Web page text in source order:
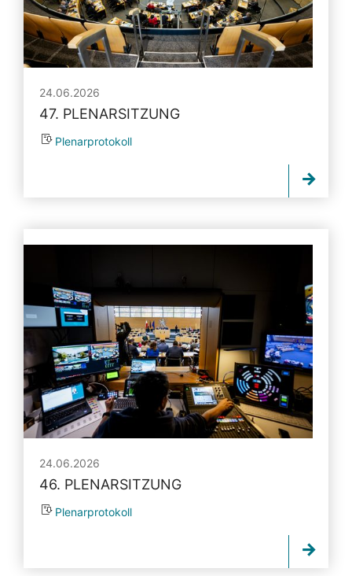
24.06.2026
47. PLENARSITZUNG
Plenarprotokoll
24.06.2026
46. PLENARSITZUNG
Plenarprotokoll